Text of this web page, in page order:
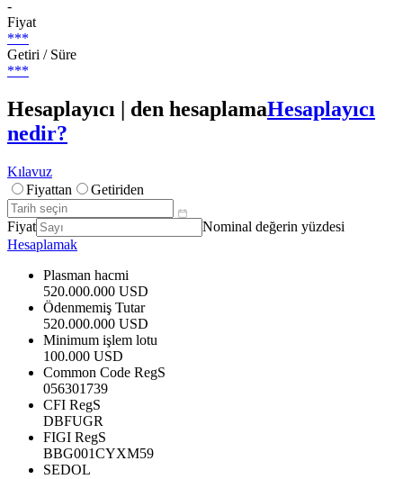
-
Fiyat
***
Getiri / Süre
***
Hesaplayıcı | den hesaplamaHesaplayıcı
nedir?
Kılavuz
Fiyattan
Getiriden
Fiyat
Nominal değerin yüzdesi
Hesaplamak
Plasman hacmi
520.000.000 USD
Ödenmemiş Tutar
520.000.000 USD
Minimum işlem lotu
100.000 USD
Common Code RegS
056301739
CFI RegS
DBFUGR
FIGI RegS
BBG001CYXM59
SEDOL